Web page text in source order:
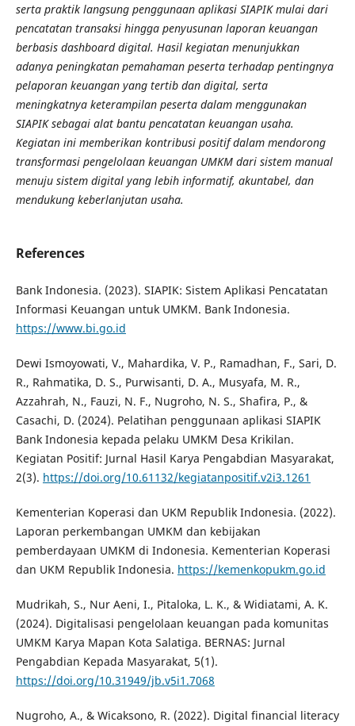
serta praktik langsung penggunaan aplikasi SIAPIK mulai dari
pencatatan transaksi hingga penyusunan laporan keuangan
berbasis dashboard digital. Hasil kegiatan menunjukkan
adanya peningkatan pemahaman peserta terhadap pentingnya
pelaporan keuangan yang tertib dan digital, serta
meningkatnya keterampilan peserta dalam menggunakan
SIAPIK sebagai alat bantu pencatatan keuangan usaha.
Kegiatan ini memberikan kontribusi positif dalam mendorong
transformasi pengelolaan keuangan UMKM dari sistem manual
menuju sistem digital yang lebih informatif, akuntabel, dan
mendukung keberlanjutan usaha.
References
Bank Indonesia. (2023). SIAPIK: Sistem Aplikasi Pencatatan
Informasi Keuangan untuk UMKM. Bank Indonesia.
https://www.bi.go.id
Dewi Ismoyowati, V., Mahardika, V. P., Ramadhan, F., Sari, D.
R., Rahmatika, D. S., Purwisanti, D. A., Musyafa, M. R.,
Azzahrah, N., Fauzi, N. F., Nugroho, N. S., Shafira, P., &
Casachi, D. (2024). Pelatihan penggunaan aplikasi SIAPIK
Bank Indonesia kepada pelaku UMKM Desa Krikilan.
Kegiatan Positif: Jurnal Hasil Karya Pengabdian Masyarakat,
2(3). https://doi.org/10.61132/kegiatanpositif.v2i3.1261
Kementerian Koperasi dan UKM Republik Indonesia. (2022).
Laporan perkembangan UMKM dan kebijakan
pemberdayaan UMKM di Indonesia. Kementerian Koperasi
dan UKM Republik Indonesia. https://kemenkopukm.go.id
Mudrikah, S., Nur Aeni, I., Pitaloka, L. K., & Widiatami, A. K.
(2024). Digitalisasi pengelolaan keuangan pada komunitas
UMKM Karya Mapan Kota Salatiga. BERNAS: Jurnal
Pengabdian Kepada Masyarakat, 5(1).
https://doi.org/10.31949/jb.v5i1.7068
Nugroho, A., & Wicaksono, R. (2022). Digital financial literacy